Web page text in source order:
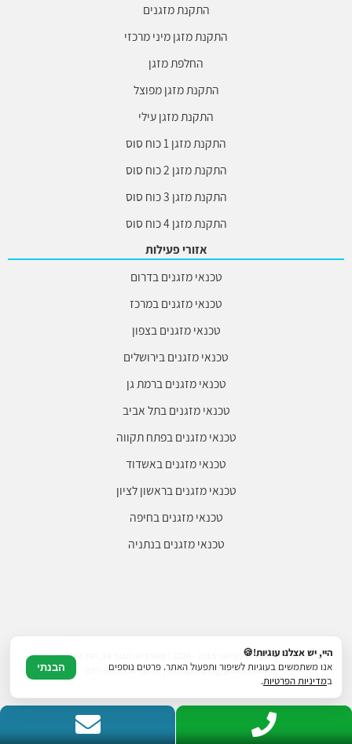
התקנת מזגנים
התקנת מזגן מיני מרכזי
החלפת מזגן
התקנת מזגן מפוצל
התקנת מזגן עילי
התקנת מזגן 1 כוח סוס
התקנת מזגן 2 כוח סוס
התקנת מזגן 3 כוח סוס
התקנת מזגן 4 כוח סוס
אזורי פעילות
טכנאי מזגנים בדרום
טכנאי מזגנים במרכז
טכנאי מזגנים בצפון
טכנאי מזגנים בירושלים
טכנאי מזגנים ברמת גן
טכנאי מזגנים בתל אביב
טכנאי מזגנים בפתח תקווה
טכנאי מזגנים באשדוד
טכנאי מזגנים בראשון לציון
טכנאי מזגנים בחיפה
טכנאי מזגנים בנתניה
© כל הזכויות שמורות למיזוגי 2018 - 2026 | משרדים: הנגר 24, הוד השרון | דוא"ל:
mizugi.co.il@gmail.com | טלפון: 077-6052500
היי, יש אצלנו עוגיות!🍪
אנו משתמשים בעוגיות לשיפור ותפעול האתר. פרטים נוספים
במדיניות הפרטיות.
הבנתי